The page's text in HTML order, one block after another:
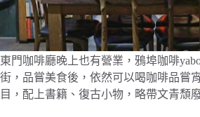
東門咖啡廳晚上也有營業，鴉埠咖啡
街，品嘗美食後，依然可以喝咖啡品嘗
目，配上書籍、復古小物，略帶文青頹